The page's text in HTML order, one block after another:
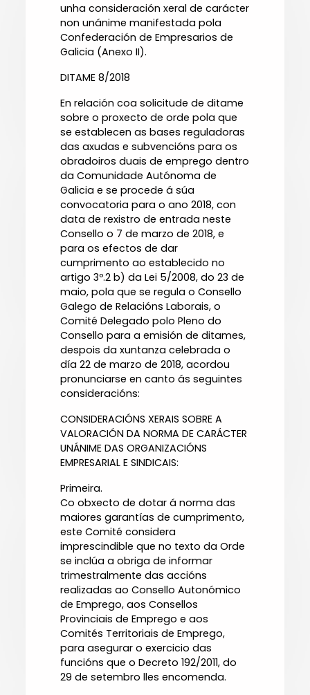
unha consideración xeral de carácter
non unánime manifestada pola
Confederación de Empresarios de
Galicia (Anexo II).
DITAME 8/2018
En relación coa solicitude de ditame
sobre o proxecto de orde pola que
se establecen as bases reguladoras
das axudas e subvencións para os
obradoiros duais de emprego dentro
da Comunidade Autónoma de
Galicia e se procede á súa
convocatoria para o ano 2018, con
data de rexistro de entrada neste
Consello o 7 de marzo de 2018, e
para os efectos de dar
cumprimento ao establecido no
artigo 3º.2 b) da Lei 5/2008, do 23 de
maio, pola que se regula o Consello
Galego de Relacións Laborais, o
Comité Delegado polo Pleno do
Consello para a emisión de ditames,
despois da xuntanza celebrada o
día 22 de marzo de 2018, acordou
pronunciarse en canto ás seguintes
consideracións:
CONSIDERACIÓNS XERAIS SOBRE A
VALORACIÓN DA NORMA DE CARÁCTER
UNÁNIME DAS ORGANIZACIÓNS
EMPRESARIAL E SINDICAIS:
Primeira.
Co obxecto de dotar á norma das
maiores garantías de cumprimento,
este Comité considera
imprescindible que no texto da Orde
se inclúa a obriga de informar
trimestralmente das accións
realizadas ao Consello Autonómico
de Emprego, aos Consellos
Provinciais de Emprego e aos
Comités Territoriais de Emprego,
para asegurar o exercicio das
funcións que o Decreto 192/2011, do
29 de setembro lles encomenda.